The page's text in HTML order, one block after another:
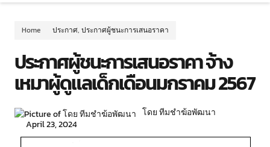
Home ประกาศ, ประกาศผู้ชนะการเสนอราคา
ประกาศผู้ชนะการเสนอราคา จ้าง
เหมาผู้ดูแลเด็กเดือนมกราคม 2567
โดย ทีมชำฆ้อพัฒนา
April 23, 2024